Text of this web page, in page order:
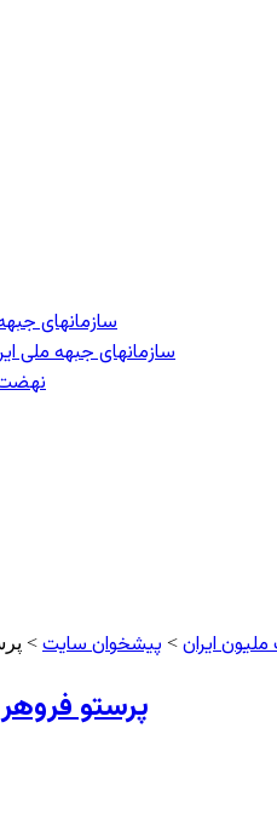
- سازمانهای
- سازمانهای جبهه ملی
-
ایران > پیشخوان سایت >
پرستو